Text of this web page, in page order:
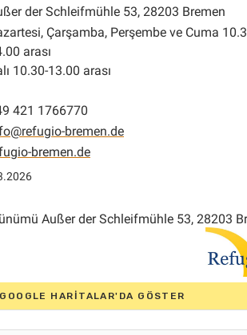
der Schleifmühle 53, 28203 Bremen
Çarşamba, Perşembe ve Cuma
arası
10.30-13.00 arası
421 1766770
bremen.de
bremen.de
GOOGLE HARITALAR'DA GÖSTER